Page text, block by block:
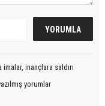
inançlara saldırı
yorumlar